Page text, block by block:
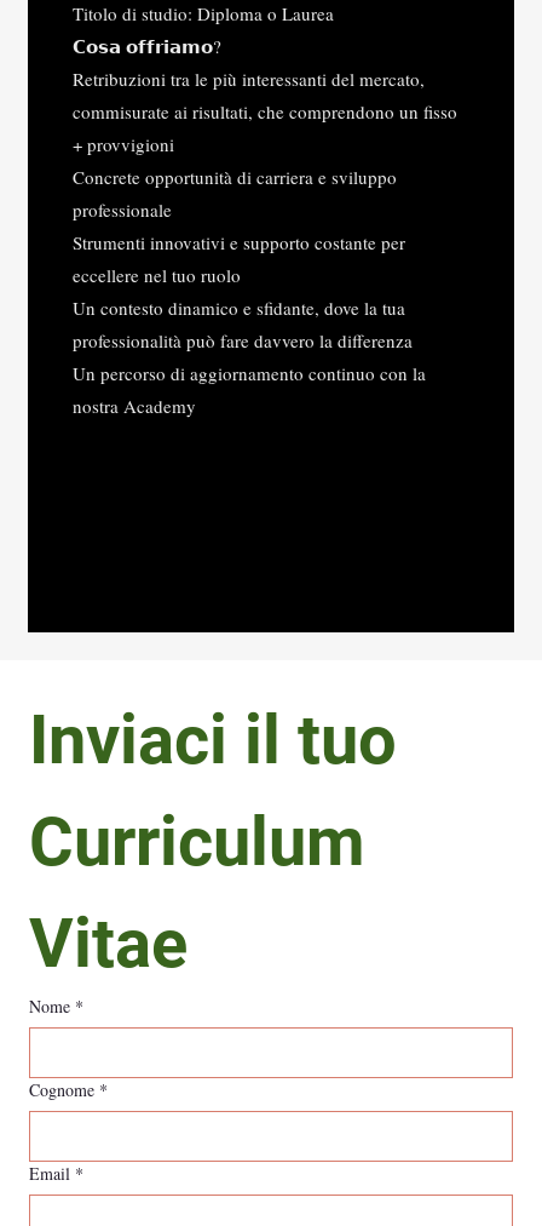
Titolo di studio: Diploma o Laurea
𝗖𝗼𝘀𝗮 𝗼𝗳𝗳𝗿𝗶𝗮𝗺𝗼?​
Retribuzioni tra le più interessanti del mercato,
commisurate ai risultati, che comprendono un fisso
+ provvigioni
Concrete opportunità di carriera e sviluppo
professionale
Strumenti innovativi e supporto costante per
eccellere nel tuo ruolo
Un contesto dinamico e sfidante, dove la tua
professionalità può fare davvero la differenza
Un percorso di aggiornamento continuo con la
nostra Academy
Inviaci la tua
candidatura
Inviaci il tuo
Curriculum
Vitae
Nome *
Cognome *
Email *